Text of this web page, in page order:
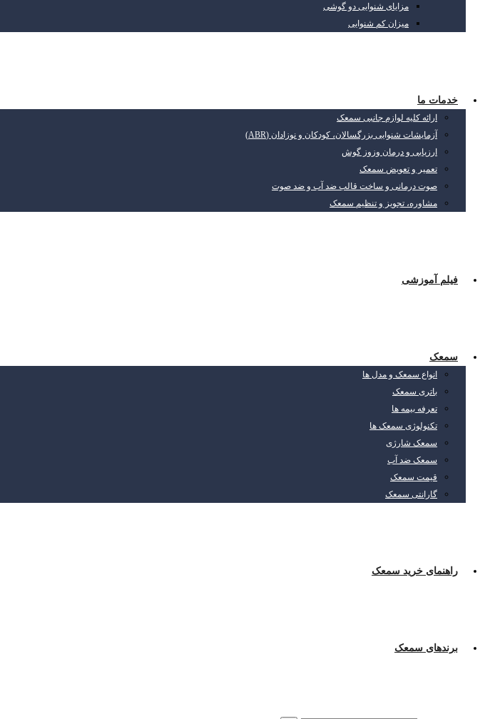
مزایای شنوایی دو گوشی
میزان کم شنوایی
خدمات ما
ارائه کلیه لوازم جانبی سمعک
آزمایشات شنوایی بزرگسالان، کودکان و نوزادان (ABR)
ارزیابی و درمان وزوز گوش
تعمیر و تعویض سمعک
صوت درمانی و ساخت قالب ضد آب و ضد صوت
مشاوره، تجویز و تنظیم سمعک
فیلم آموزشی
سمعک
انواع سمعک و مدل ها
باتری سمعک
تعرفه بیمه ها
تکنولوژی سمعک ها
سمعک شارژی
سمعک ضد آب
قیمت سمعک
گارانتی سمعک
راهنمای خرید سمعک
برندهای سمعک